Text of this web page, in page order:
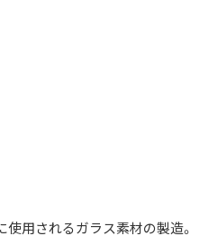
使用されるガラス素材の製造。